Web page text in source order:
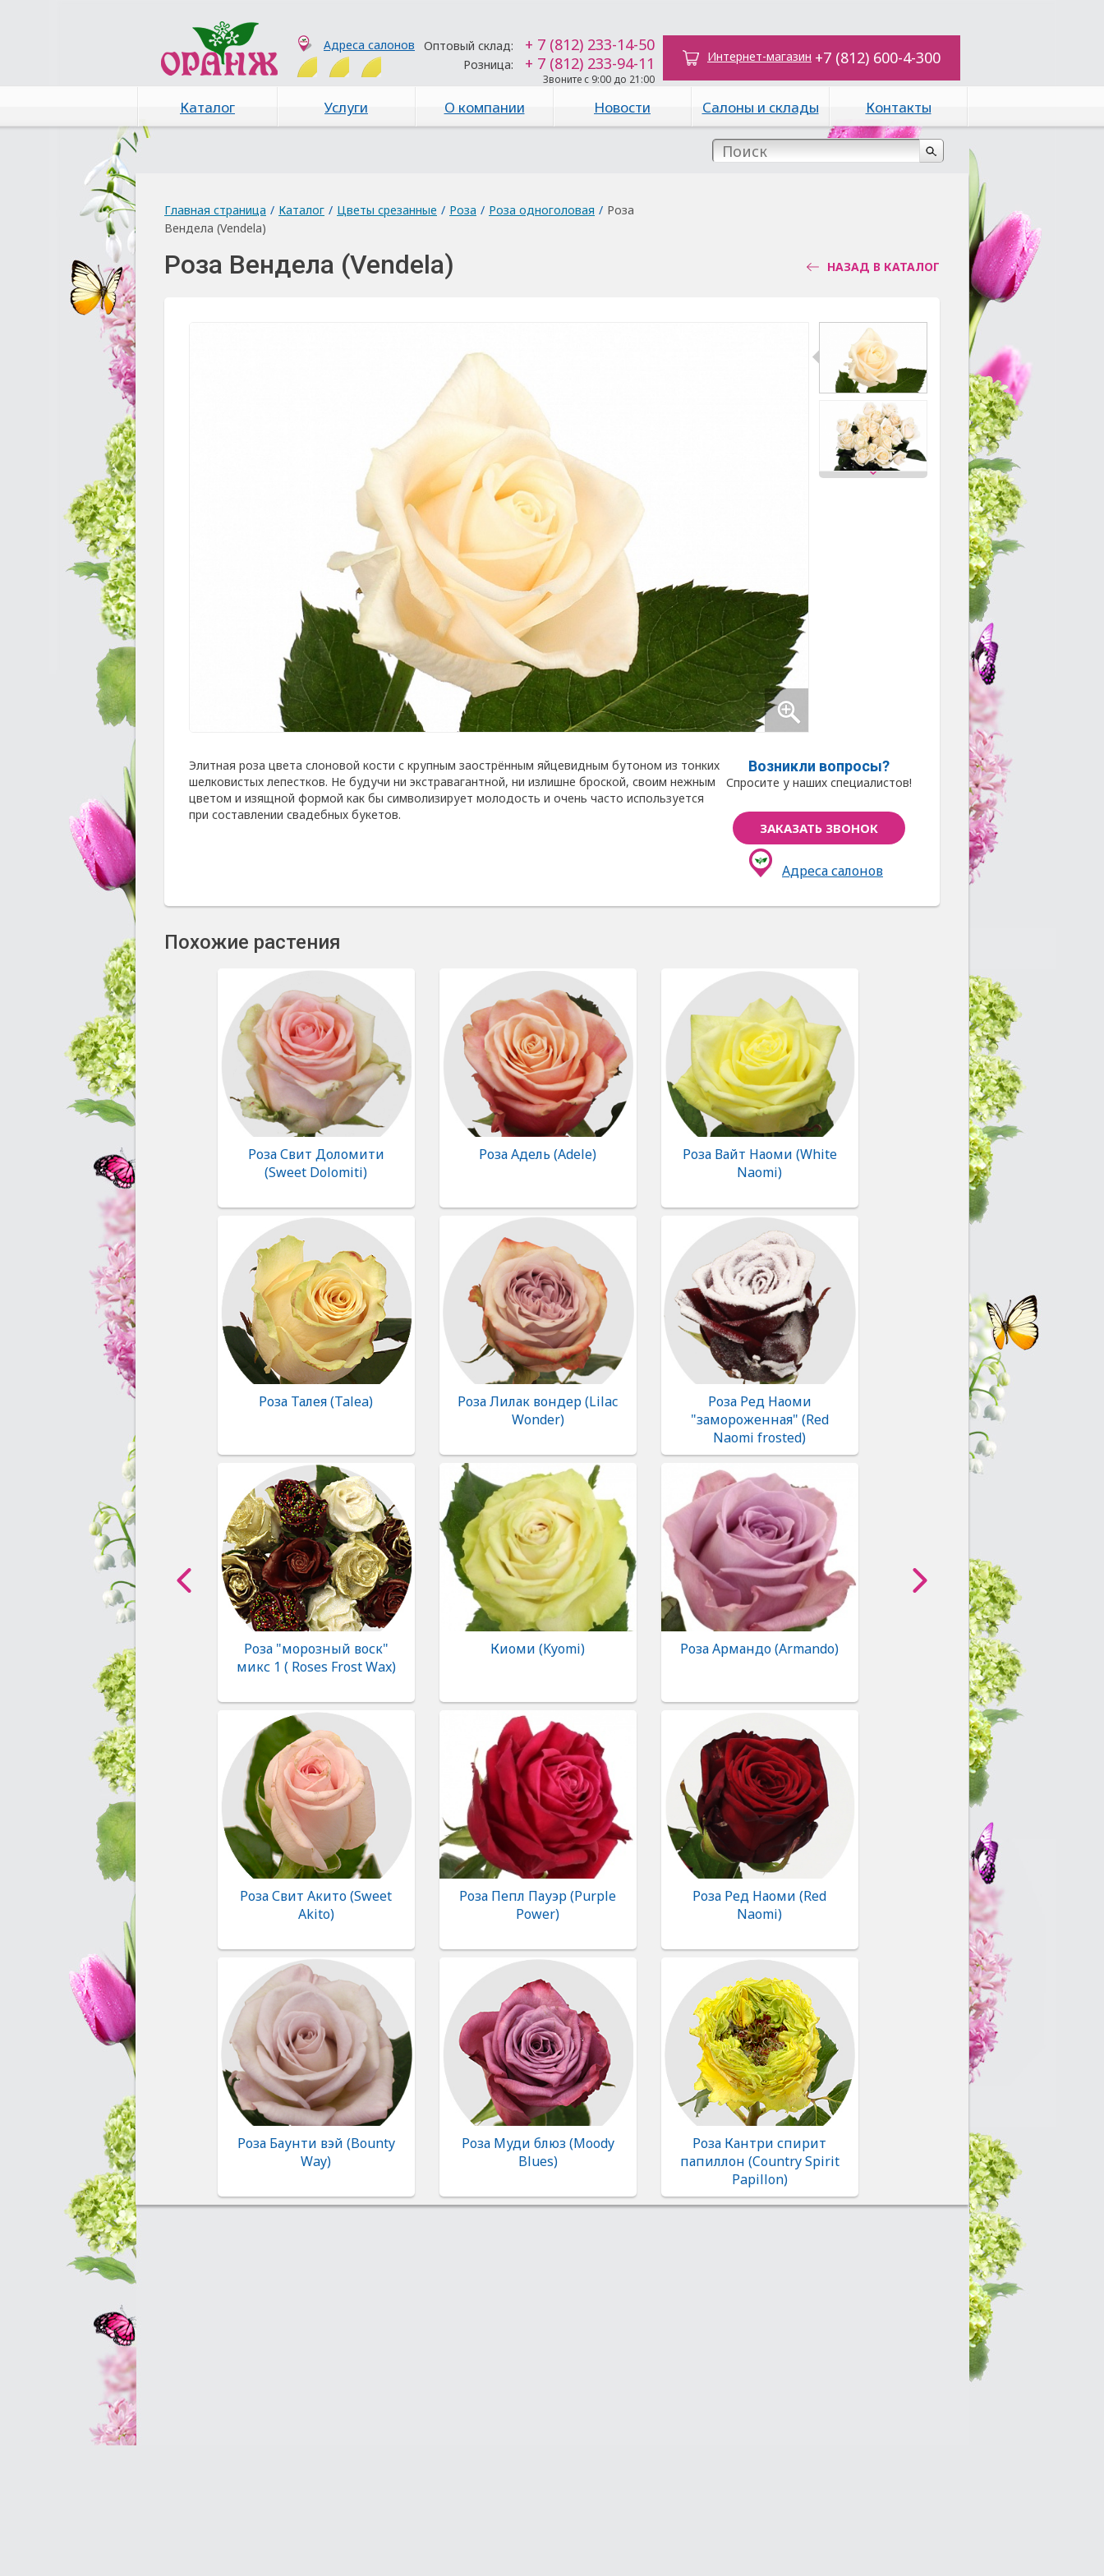
Адреса салонов Оптовый склад: + 7 (812) 233-14-50
Розница: + 7 (812) 233-94-11
Звоните с 9:00 до 21:00
Интернет-магазин +7 (812) 600-4-300
Каталог Услуги О компании Новости Салоны и склады Контакты
Главная страница / Каталог / Цветы срезанные / Роза / Роза одноголовая / Роза
Вендела (Vendela)
Роза Вендела (Vendela) НАЗАД В КАТАЛОГ
Элитная роза цвета слоновой кости с крупным заострённым яйцевидным бутоном из тонких
шелковистых лепестков. Не будучи ни экстравагантной, ни излишне броской, своим нежным
цветом и изящной формой как бы символизирует молодость и очень часто используется
при составлении свадебных букетов.
Возникли вопросы?
Спросите у наших специалистов!
ЗАКАЗАТЬ ЗВОНОК
Адреса салонов
Похожие растения
Роза Свит Доломити
(Sweet Dolomiti)
Роза Адель (Adele)
Роза Вайт Наоми (White
Naomi)
Роза Талея (Talea)
Роза Лилак вондер (Lilac
Wonder)
Роза Ред Наоми
"замороженная" (Red
Naomi frosted)
Роза "морозный воск"
микс 1 ( Roses Frost Wax)
Киоми (Kyomi) Роза Армандо (Armando)
Роза Свит Акито (Sweet
Akito)
Роза Пепл Пауэр (Purple
Power)
Роза Ред Наоми (Red
Naomi)
Роза Баунти вэй (Bounty
Way)
Роза Муди блюз (Moody
Blues)
Роза Кантри спирит
папиллон (Country Spirit
Papillon)